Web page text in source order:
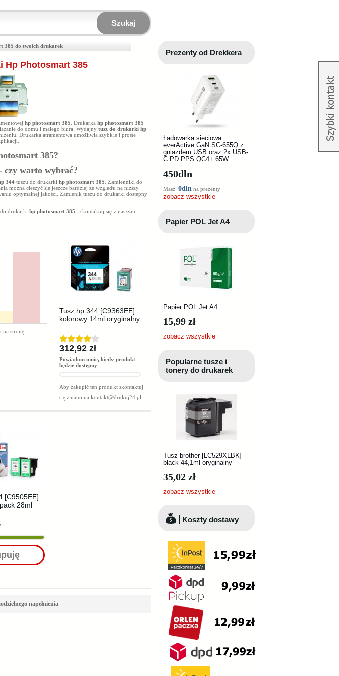
Szukaj
385 do twoich drukarek
Hp Photosmart 385
hp photosmart 385 . Drukarka hp photosmart 385
do domu i małego biura. Wydajny tusz do drukarki hp
Drukarka atramentowa umożliwia szybkie i proste
385?
czy warto wybrać?
344 tuszu do drukarki hp photosmart 385 . Zamienniki do
można cieszyć się jeszcze bardziej ze względu na niższy
optymalnej jakości. Zamienik tuszu do drukarki dostępny
drukarki hp photosmart 385 - skontaktuj się z naszym
na stronę
Tusz hp 344 [C9363EE]
kolorowy 14ml oryginalny
312,92 zł
Powiadom mnie, kiedy produkt
będzie dostępny
Aby zakupić ten produkt skontaktuj
się z nami na kontakt@drukuj24.pl
[C9505EE]
28ml
napełnienia
Prezenty od Drekkera
Ładowarka sieciowa
everActive GaN SC-655Q z
gniazdem USB oraz 2x USB-
C PD PPS QC4+ 65W
450dln
Masz: 0dln na prezenty
zobacz wszystkie
Papier POL Jet A4
Papier POL Jet A4
15,99 zł
zobacz wszystkie
Popularne tusze i
tonery do drukarek
Tusz brother [LC529XLBK]
black 44,1ml oryginalny
35,02 zł
zobacz wszystkie
Koszty dostawy